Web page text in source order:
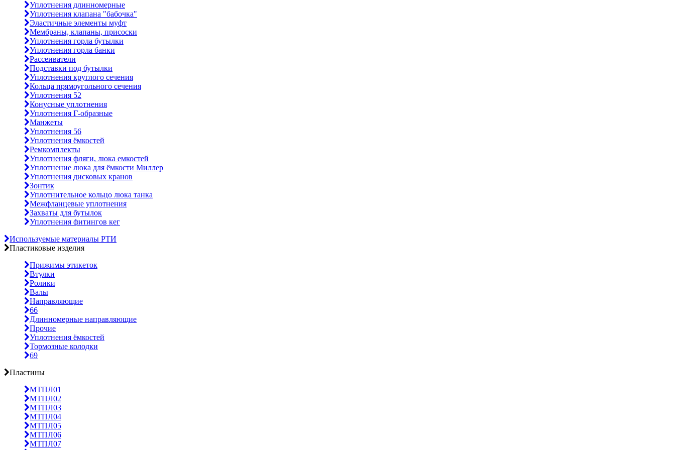
Уплотнения длинномерные
Уплотнения клапана "бабочка"
Эластичные элементы муфт
Мембраны, клапаны, присоски
Уплотнения горла бутылки
Уплотнения горла банки
Рассеиватели
Подставки под бутылки
Уплотнения круглого сечения
Кольца прямоугольного сечения
Уплотнения 52
Конусные уплотнения
Уплотнения Г-образные
Манжеты
Уплотнения 56
Уплотнения ёмкостей
Ремкомплекты
Уплотнения фляги, люка емкостей
Уплотнение люка для ёмкости Миллер
Уплотнения дисковых кранов
Зонтик
Уплотнительное кольцо люка танка
Межфланцевые уплотнения
Захваты для бутылок
Уплотнения фитингов кег
Используемые материалы РТИ
Пластиковые изделия
Прижимы этикеток
Втулки
Ролики
Валы
Направляющие
66
Длинномерные направляющие
Прочие
Уплотнения ёмкостей
Тормозные колодки
69
Пластины
МТПЛ01
МТПЛ02
МТПЛ03
МТПЛ04
МТПЛ05
МТПЛ06
МТПЛ07